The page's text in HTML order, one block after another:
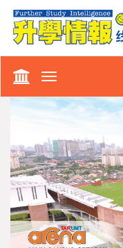
Toggle